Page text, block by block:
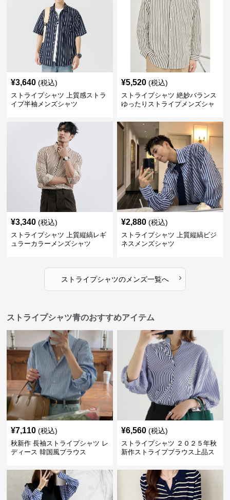
¥3,640 (税込)
ストライプシャツ 上質感ストラ
イプ半袖メンズシャツ
¥5,520 (税込)
ストライプシャツ 絶妙バランス
ゆったりストライプメンズシャ
¥3,340 (税込)
ストライプシャツ 上質縦縞レギ
ュラーカラーメンズシャツ
¥2,880 (税込)
ストライプシャツ 上質縦縞ビジ
ネスメンズシャツ
ストライプシャツのメンズ一覧へ ›
ストライプシャツ青のおすすめアイテム
¥7,110 (税込)
秋新作 長袖ストライプシャツ レ
ディース 韓国風ブラウス
¥6,560 (税込)
ストライプシャツ ２０２５年秋
新作ストライプブラウス上品ス